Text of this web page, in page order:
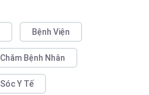
Bệnh Viện
Chăm Bệnh Nhân
Y Tế